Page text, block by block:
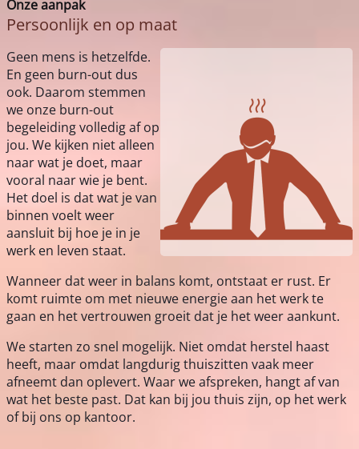
Onze aanpak
Persoonlijk en op maat
Geen mens is hetzelfde.
En geen burn-out dus
ook. Daarom stemmen
we onze burn-out
begeleiding volledig af op
jou. We kijken niet alleen
naar wat je doet, maar
vooral naar wie je bent.
Het doel is dat wat je van
binnen voelt weer
aansluit bij hoe je in je
werk en leven staat.
Wanneer dat weer in balans komt, ontstaat er rust. Er
komt ruimte om met nieuwe energie aan het werk te
gaan en het vertrouwen groeit dat je het weer aankunt.
We starten zo snel mogelijk. Niet omdat herstel haast
heeft, maar omdat langdurig thuiszitten vaak meer
afneemt dan oplevert. Waar we afspreken, hangt af van
wat het beste past. Dat kan bij jou thuis zijn, op het werk
of bij ons op kantoor.